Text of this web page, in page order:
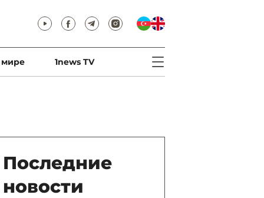
мире 1news TV
Последние
новости